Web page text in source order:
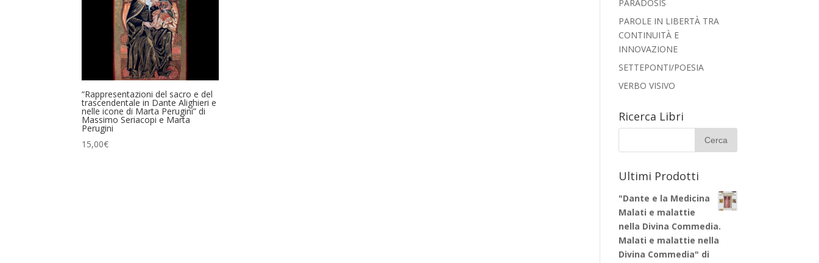
“Rappresentazioni del sacro e del
trascendentale in Dante Alighieri e
nelle icone di Marta Perugini” di
Massimo Seriacopi e Marta
Perugini
15,00€
PARADOSIS
PAROLE IN LIBERTÀ TRA
CONTINUITÀ E
INNOVAZIONE
SETTEPONTI/POESIA
VERBO VISIVO
Ricerca Libri
Ultimi Prodotti
"Dante e la Medicina
Malati e malattie
nella Divina Commedia.
Malati e malattie nella
Divina Commedia" di